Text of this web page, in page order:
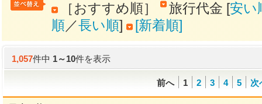
［おすすめ順］ 旅行代金 [安い
順／長い順] [新着順]
1,057件中1～10件を表示
前へ 1 2 3 4 5 次